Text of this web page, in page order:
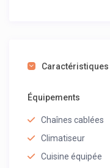
Caractéristiques
Équipements
Chaînes cablées
Climatiseur
Cuisine équipée